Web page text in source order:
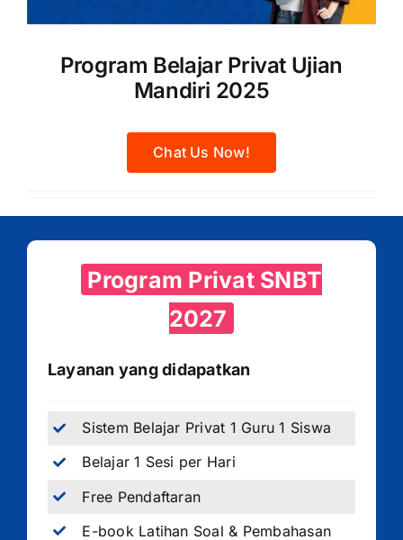
Program Belajar Privat Ujian
Mandiri 2025
Chat Us Now!
Program Privat SNBT
2027
Layanan yang didapatkan
Sistem Belajar Privat 1 Guru 1 Siswa
Belajar 1 Sesi per Hari
Free Pendaftaran
E-book Latihan Soal & Pembahasan